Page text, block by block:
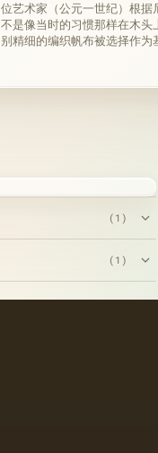
位艺术家（公元一世纪）根
不是像当时的习惯那样在木头
别精细的编织帆布被选择作为
(1)
(1)